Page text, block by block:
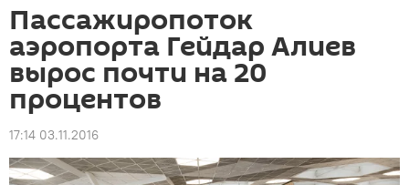
Пассажиропоток
аэропорта Гейдар Алиев
вырос почти на 20
процентов
17:14 03.11.2016